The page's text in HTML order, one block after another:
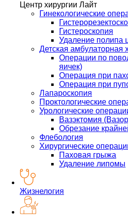
Центр хирургии Лайт
Гинекологические
Гистероскопия
Удаление полипа
Детская амбулаторная
Операции по
яичек)
Операция при
Операция при
Лапароскопия
Проктологические
Урологические
Вазэктомия
Обрезание
Флебология
Хирургические
Паховая грыжа
Удаление липомы
Жизнелогия